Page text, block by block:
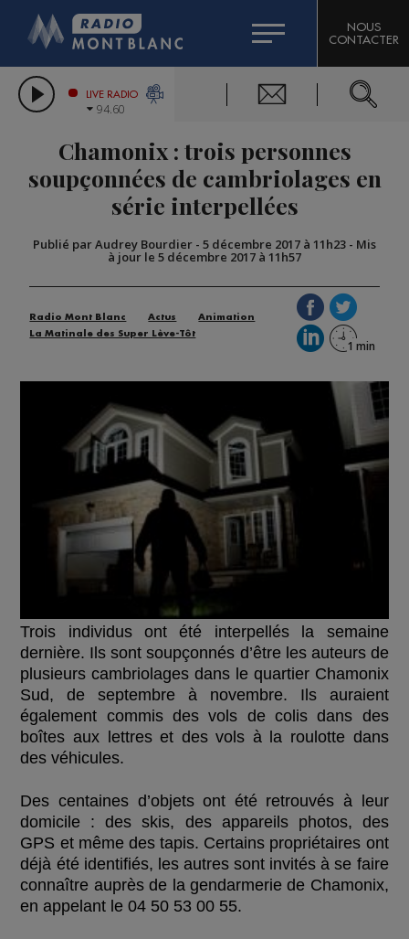
LES CHRONIQUES DE L'EXPERT
CITIZEN MACHINERY
GRAND MASSIF DOMAINES SKIABLES
BIGARD
COMPAGNIE DU MONT-BLANC
NOUS
CONTACTER
LIVE RADIO
94.60
Chamonix : trois personnes
soupçonnées de cambriolages en
série interpellées
Publié par Audrey Bourdier - 5 décembre 2017 à 11h23 - Mis
à jour le 5 décembre 2017 à 11h57
Radio Mont Blanc Actus
Animation
La Matinale des Super Lève-Tôt
Trois individus ont été interpellés la semaine
dernière. Ils sont soupçonnés d’être les auteurs de
plusieurs cambriolages dans le quartier Chamonix
Sud,de septembre à novembre. Ils auraient
également commis des vols de colis dans des
boîtes aux lettres et des vols à la roulotte dans
des véhicules.
Des centaines d’objets ont été retrouvés à leur
domicile : des skis, des appareils photos, des
GPS et même des tapis. Certains propriétaires ont
déjà été identifiés, les autres sont invités à se faire
connaître auprès de la gendarmerie de Chamonix,
en appelant le 04 50 53 00 55.